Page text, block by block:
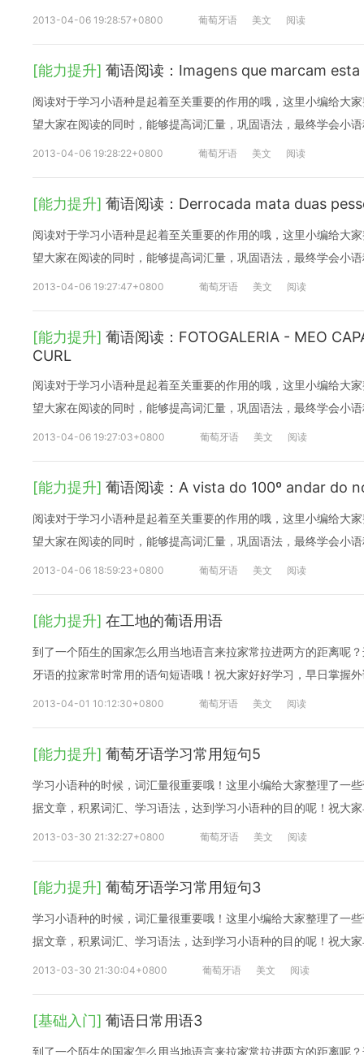
2013-04-06 19:28:57+0800 葡萄牙语 美文 阅读
[能力提升] 葡语阅读：Imagens que marcam
阅读对于学习小语种是起着至关重要的作用的哦，这里小编给大
望大家在阅读的同时，能够提高词汇量，巩固语法，最终学会小
2013-04-06 19:28:22+0800 葡萄牙语 美文 阅读
[能力提升] 葡语阅读：Derrocada mata duas
阅读对于学习小语种是起着至关重要的作用的哦，这里小编给大
望大家在阅读的同时，能够提高词汇量，巩固语法，最终学会小
2013-04-06 19:27:47+0800 葡萄牙语 美文 阅读
[能力提升] 葡语阅读：FOTOGALERIA - MEO
CURL
阅读对于学习小语种是起着至关重要的作用的哦，这里小编给大
望大家在阅读的同时，能够提高词汇量，巩固语法，最终学会小
2013-04-06 19:27:03+0800 葡萄牙语 美文 阅读
[能力提升] 葡语阅读：A vista do 100º andar do
阅读对于学习小语种是起着至关重要的作用的哦，这里小编给大
望大家在阅读的同时，能够提高词汇量，巩固语法，最终学会小
2013-04-06 18:59:23+0800 葡萄牙语 美文 阅读
[能力提升] 在工地的葡语用语
到了一个陌生的国家怎么用当地语言来拉家常拉进两方的距离呢
牙语的拉家常时常用的语句短语哦！祝大家好好学习，早日掌握
2013-04-01 10:12:30+0800 葡萄牙语 美文 阅读
[能力提升] 葡萄牙语学习常用短句5
学习小语种的时候，词汇量很重要哦！这里小编给大家整理了一
据文章，积累词汇、学习语法，达到学习小语种的目的呢！祝大
2013-03-30 21:32:27+0800 葡萄牙语 美文 阅读
[能力提升] 葡萄牙语学习常用短句3
学习小语种的时候，词汇量很重要哦！这里小编给大家整理了一
据文章，积累词汇、学习语法，达到学习小语种的目的呢！祝大
2013-03-30 21:30:04+0800 葡萄牙语 美文 阅读
[基础入门] 葡语日常用语3
到了一个陌生的国家怎么用当地语言来拉家常拉进两方的距离呢